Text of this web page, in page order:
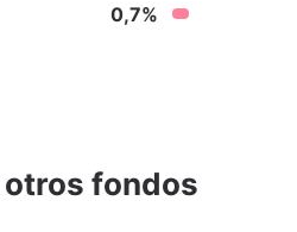
0,7%
fondos